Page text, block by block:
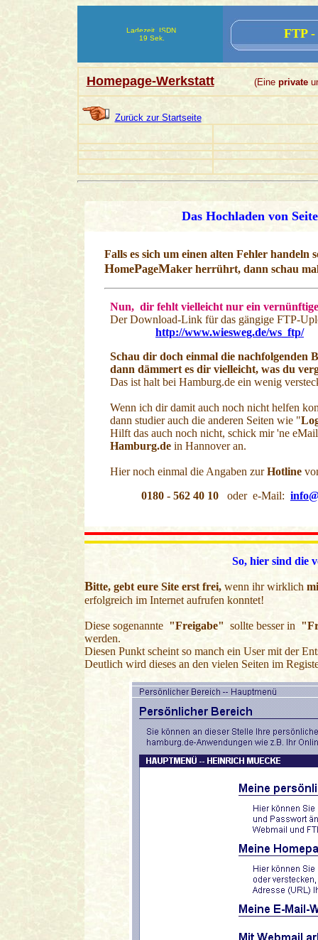
Ladezeit ISDN
19 Sek.
FTP
Homepage-Werkstatt (Eine private
Zurück zur Startseite
Das Hochladen von
Falls es sich um einen alten Fehler
HomePageMaker herrührt, dann schau
Nun, dir fehlt vielleicht nur ein
Der Download-Link für das gängige FTP-
http://www.wiesweg.de/ws_ftp/
Schau dir doch einmal die nachfolgenden
dann dämmert es dir vielleicht, was du
Das ist halt bei Hamburg.de ein wenig
Wenn ich dir damit auch noch nicht helfen
dann studier auch die anderen Seiten wie "
Hilft das auch noch nicht, schick mir 'ne
Hamburg.de in Hannover an.
Hier noch einmal die Angaben zurHotline
0180 - 562 40 10 oder e-Mail:
So, hier sind
Bitte, gebt eure Site erst frei, wenn ihr wirklich
erfolgreich im Internet aufrufen konntet!
Diese sogenannte "Freigabe" sollte besser in
werden.
Diesen Punkt scheint so manch ein User mit der
Deutlich wird dieses an den vielen Seiten im